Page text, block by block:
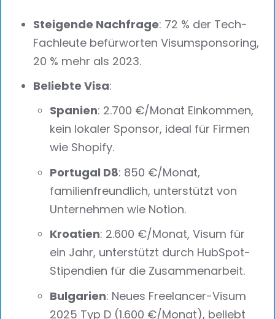
Steigende Nachfrage: 72 % der Tech-
Fachleute befürworten Visumsponsoring,
20 % mehr als 2023.
Beliebte Visa:
Spanien: 2.700 €/Monat Einkommen,
kein lokaler Sponsor, ideal für Firmen
wie Shopify.
Portugal D8: 850 €/Monat,
familienfreundlich, unterstützt von
Unternehmen wie Notion.
Kroatien: 2.600 €/Monat, Visum für
ein Jahr, unterstützt durch HubSpot-
Stipendien für die Zusammenarbeit.
Bulgarien: Neues Freelancer-Visum
2025 Typ D (1.600 €/Monat), beliebt